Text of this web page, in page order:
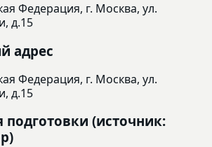
Федерация, г. Москва, ул.
д.15
адрес
Федерация, г. Москва, ул.
д.15
подготовки (источник: